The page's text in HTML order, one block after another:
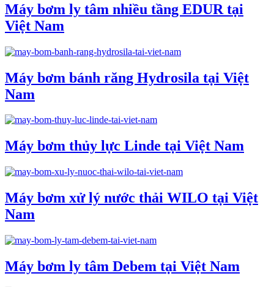
Máy bơm ly tâm nhiều tầng EDUR tại
Việt Nam
Máy bơm bánh răng Hydrosila tại Việt
Nam
Máy bơm thủy lực Linde tại Việt Nam
Máy bơm xử lý nước thải WILO tại Việt
Nam
Máy bơm ly tâm Debem tại Việt Nam